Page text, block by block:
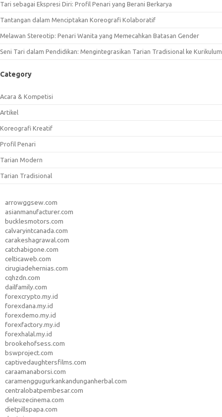
Tari sebagai Ekspresi Diri: Profil Penari yang Berani Berkarya
Tantangan dalam Menciptakan Koreografi Kolaboratif
Melawan Stereotip: Penari Wanita yang Memecahkan Batasan Gender
Seni Tari dalam Pendidikan: Mengintegrasikan Tarian Tradisional ke Kurikulum
Category
Acara & Kompetisi
Artikel
Koreografi Kreatif
Profil Penari
Tarian Modern
Tarian Tradisional
arrowggsew.com
asianmanufacturer.com
bucklesmotors.com
calvaryintcanada.com
carakeshagrawal.com
catchabigone.com
celticaweb.com
cirugiadehernias.com
cqhzdn.com
dailfamily.com
forexcrypto.my.id
forexdana.my.id
forexdemo.my.id
forexfactory.my.id
forexhalal.my.id
brookehofsess.com
bswproject.com
captivedaughtersfilms.com
caraamanaborsi.com
caramenggugurkankandunganherbal.com
centralobatpembesar.com
deleuzecinema.com
dietpillspapa.com